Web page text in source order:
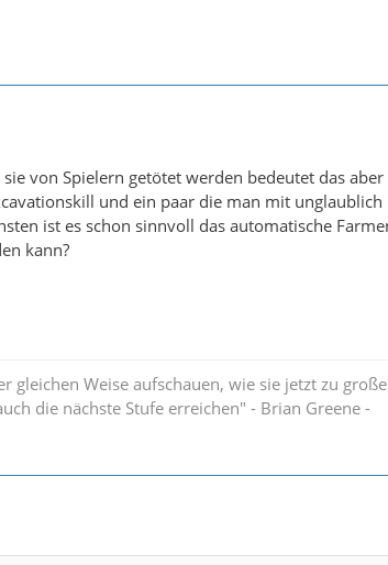
von Spielern getötet werden bedeutet das
und ein paar die man mit
ist es schon sinnvoll das automatische
kann?
gleichen Weise aufschauen, wie sie jetzt zu
die nächste Stufe erreichen" - Brian Greene -